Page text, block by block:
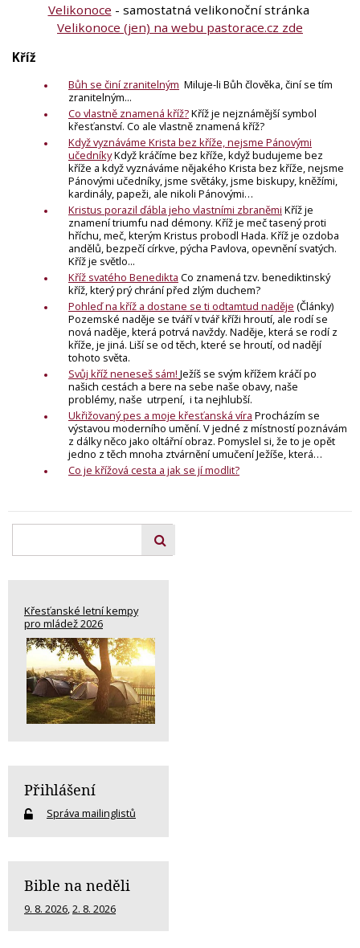
Velikonoce - samostatná velikonoční stránka
Velikonoce (jen) na webu pastorace.cz zde
Kříž
Bůh se činí zranitelným Miluje-li Bůh člověka, činí se tím
zranitelným...
Co vlastně znamená kříž?Kříž je nejznámější symbol
křesťanství. Co ale vlastně znamená kříž?
Když vyznáváme Krista bez kříže, nejsme Pánovými
učedníkyKdyž kráčíme bez kříže, když budujeme bez
kříže a když vyznáváme nějakého Krista bez kříže, nejsme
Pánovými učedníky, jsme světáky, jsme biskupy, kněžími,
kardinály, papeži, ale nikoli Pánovými…
Kristus porazil ďábla jeho vlastními zbraněmi Kříž je
znamení triumfu nad démony. Kříž je meč tasený proti
hříchu, meč, kterým Kristus probodl Hada. Kříž je ozdoba
andělů, bezpečí církve, pýcha Pavlova, opevnění svatých.
Kříž je světlo...
Kříž svatého Benedikta Co znamená tzv. benediktinský
kříž, který prý chrání před zlým duchem?
Pohleď na kříž a dostane se ti odtamtud naděje (Články)
Pozemské naděje se tváří v tvář kříži hroutí, ale rodí se
nová naděje, která potrvá navždy. Naděje, která se rodí z
kříže, je jiná. Liší se od těch, které se hroutí, od nadějí
tohoto světa.
Svůj kříž neneseš sám! Ježíš se svým křížem kráčí po
našich cestách a bere na sebe naše obavy, naše
problémy, naše utrpení, i ta nejhlubší.
Ukřižovaný pes a moje křesťanská víra Procházím se
výstavou moderního umění. V jedné z místností poznávám
z dálky něco jako oltářní obraz. Pomyslel si, že to je opět
jedno z těch mnoha ztvárnění umučení Ježíše, která…
Co je křížová cesta a jak se jí modlit?
Křesťanské letní kempy
pro mládež 2026
Přihlášení
Správa mailinglistů
Bible na neděli
9. 8. 2026,2. 8. 2026